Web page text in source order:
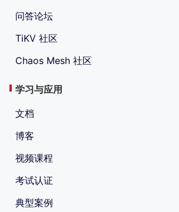
问答论坛
TiKV 社区
Chaos Mesh 社区
学习与应用
文档
博客
视频课程
考试认证
典型案例